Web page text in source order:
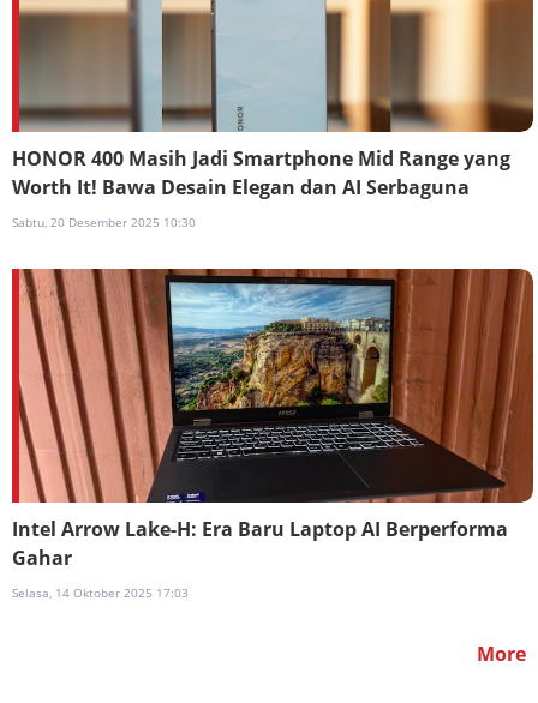
HONOR 400 Masih Jadi Smartphone Mid Range yang
Worth It! Bawa Desain Elegan dan AI Serbaguna
Sabtu, 20 Desember 2025 10:30
Intel Arrow Lake-H: Era Baru Laptop AI Berperforma
Gahar
Selasa, 14 Oktober 2025 17:03
More